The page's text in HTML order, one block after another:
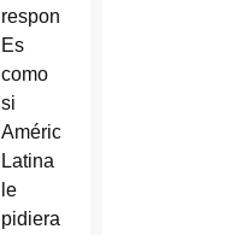
responde.
Es
como
si
América
Latina
le
pidiera